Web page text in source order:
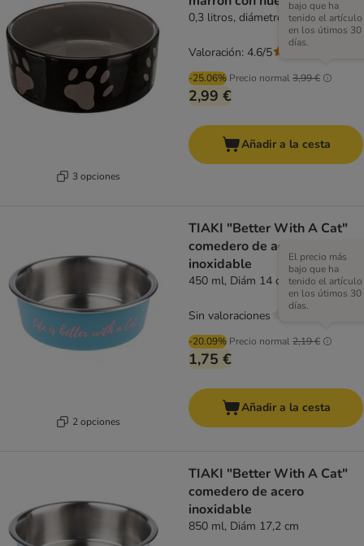
3 opciones
0,3 litros, diámetro 12 cm
-25.06% Precio normal3,99 €
bajo que ha
tenido el artículo
en los útimos 30
días.
2,99 €
Valoración: 4.6/5
Añadir a la cesta
2 opciones
TIAKI "Better With A Cat"
comedero de acero
inoxidable
450 ml, Diám 14 cm
-20.09% Precio normal2,19 €
El precio más
bajo que ha
tenido el artículo
en los útimos 30
días.
1,75 €
Sin valoraciones
Añadir a la cesta
TIAKI "Better With A Cat"
comedero de acero
inoxidable
850 ml, Diám 17,2 cm